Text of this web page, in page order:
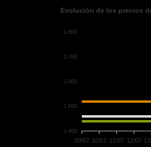
Evolución de los precios
1.800
1.700
1.600
1.500
1.400
09/07 10/07 11/07 12/07